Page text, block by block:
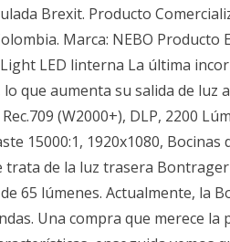
Brexit. Producto
Marca: NEBO Producto
LED linterna La última
lo que aumenta su salida de luz
(W2000+), DLP, 2200
15000:1, 1920x1080,
trata de la luz trasera
65 lúmenes. Actualmente, la
Una compra que merece la